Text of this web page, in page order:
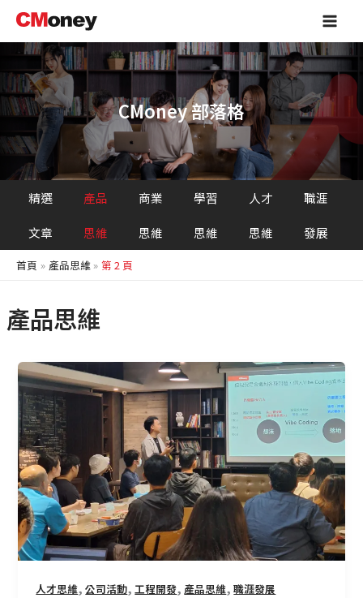
主
容
Main
CMoney 部落格
精選
文章
產品
思維
商業
思維
學習
思維
人才
思維
職涯
發展
首頁 產品思維 第 2 頁
產品思維
人才思維,公司活動, 工程開發, 產品思維,職涯發展
C
Talk+
#13：
打
破
邊
界，
重
新
定
義
「可